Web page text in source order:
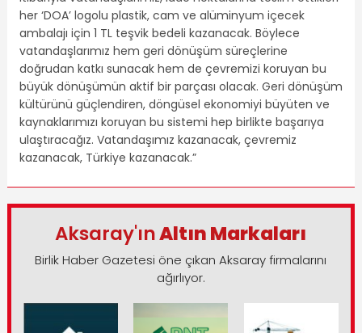
her ‘DOA’ logolu plastik, cam ve alüminyum içecek
ambalajı için 1 TL teşvik bedeli kazanacak. Böylece
vatandaşlarımız hem geri dönüşüm süreçlerine
doğrudan katkı sunacak hem de çevremizi koruyan bu
büyük dönüşümün aktif bir parçası olacak. Geri dönüşüm
kültürünü güçlendiren, döngüsel ekonomiyi büyüten ve
kaynaklarımızı koruyan bu sistemi hep birlikte başarıya
ulaştıracağız. Vatandaşımız kazanacak, çevremiz
kazanacak, Türkiye kazanacak.”
Aksaray'ınAltın Markaları
Birlik Haber Gazetesi öne çıkan Aksaray firmalarını
ağırlıyor.